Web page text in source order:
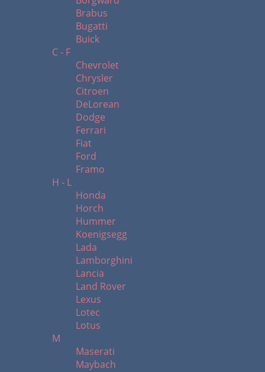
Brabus
Bugatti
Buick
C - F
Chevrolet
Chrysler
Citroen
DeLorean
Dodge
Ferrari
Fiat
Ford
Framo
H - L
Honda
Horch
Hummer
Koenigsegg
Lada
Lamborghini
Lancia
Land Rover
Lexus
Lotec
Lotus
M
Maserati
Maybach